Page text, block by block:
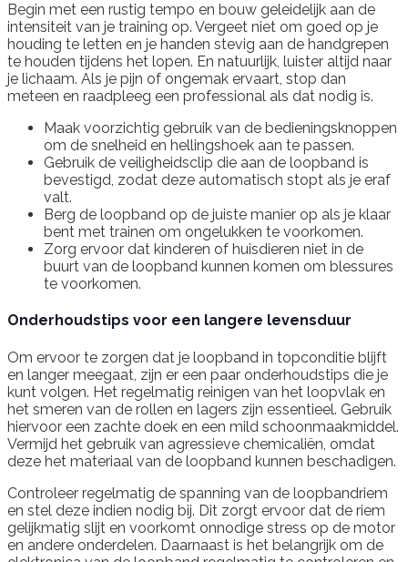
Begin met een rustig tempo en bouw geleidelijk aan de
intensiteit van je training op. Vergeet niet om goed op je
houding te letten en je handen stevig aan de handgrepen
te houden tijdens het lopen. En natuurlijk, luister altijd naar
je lichaam. Als je pijn of ongemak ervaart, stop dan
meteen en raadpleeg een professional als dat nodig is.
Maak voorzichtig gebruik van de bedieningsknoppen
om de snelheid en hellingshoek aan te passen.
Gebruik de veiligheidsclip die aan de loopband is
bevestigd, zodat deze automatisch stopt als je eraf
valt.
Berg de loopband op de juiste manier op als je klaar
bent met trainen om ongelukken te voorkomen.
Zorg ervoor dat kinderen of huisdieren niet in de
buurt van de loopband kunnen komen om blessures
te voorkomen.
Onderhoudstips voor een langere levensduur
Om ervoor te zorgen dat je loopband in topconditie blijft
en langer meegaat, zijn er een paar onderhoudstips die je
kunt volgen. Het regelmatig reinigen van het loopvlak en
het smeren van de rollen en lagers zijn essentieel. Gebruik
hiervoor een zachte doek en een mild schoonmaakmiddel.
Vermijd het gebruik van agressieve chemicaliën, omdat
deze het materiaal van de loopband kunnen beschadigen.
Controleer regelmatig de spanning van de loopbandriem
en stel deze indien nodig bij. Dit zorgt ervoor dat de riem
gelijkmatig slijt en voorkomt onnodige stress op de motor
en andere onderdelen. Daarnaast is het belangrijk om de